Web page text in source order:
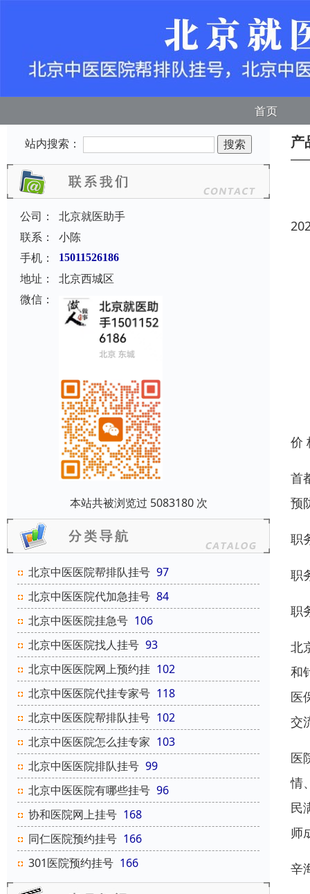
首页
站内搜索：
公司：
北京就医助手
联系：
小陈
手机：
15011526186
地址：
北京西城区
微信：
本站共被浏览过 5083180 次
北京中医医院帮排队挂号 97
北京中医医院代加急挂号 84
北京中医医院挂急号 106
北京中医医院找人挂号 93
北京中医医院网上预约挂 102
北京中医医院代挂专家号 118
北京中医医院帮排队挂号 102
北京中医医院怎么挂专家 103
北京中医医院排队挂号 99
北京中医医院有哪些挂号 96
协和医院网上挂号 168
同仁医院预约挂号 166
301医院预约挂号 166
产
价
首
预
职
职
职
北
和
医
交
医
情
民
师
辛